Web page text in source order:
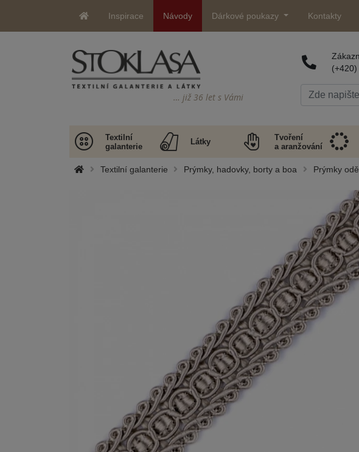
Inspirace Návody Dárkové poukazy Kontakty
… již 36 let s Vámi
Textilní
galanterie
Látky
Tvoření
a aranžování
Textilní galanterie Prýmky, hadovky, borty a boa Prýmky